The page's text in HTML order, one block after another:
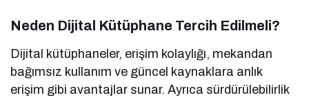
Neden Dijital Kütüphane Tercih Edilmeli?
Dijital kütüphaneler, erişim kolaylığı, mekandan
bağımsız kullanım ve güncel kaynaklara anlık
erişim gibi avantajlar sunar. Ayrıca sürdürülebilirlik